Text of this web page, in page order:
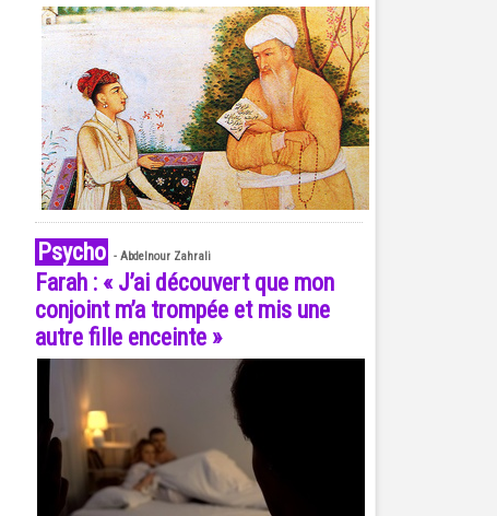
Psycho - Abdelnour Zahrali
Farah : « J’ai découvert que mon
conjoint m’a trompée et mis une
autre fille enceinte »